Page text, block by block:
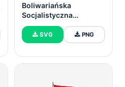
Boliwariańska
Socjalistyczna
Republika Wietnamu
SVG PNG